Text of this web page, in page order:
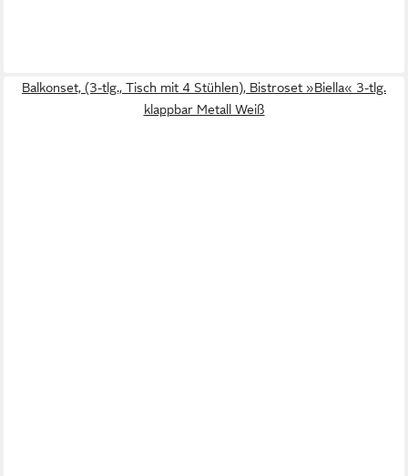
Balkonset, (3-tlg., Tisch mit 4 Stühlen), Bistroset »Biella« 3-tlg.
klappbar Metall Weiß